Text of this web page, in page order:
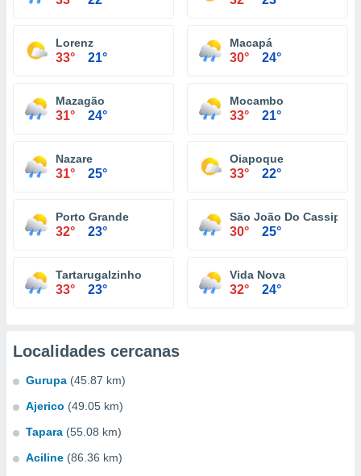
Lorenz
33° 21°
Macapá
30° 24°
Mazagão
31° 24°
Mocambo
33° 21°
Nazare
31° 25°
Oiapoque
33° 22°
Porto Grande
32° 23°
São João Do Cassipore
30° 25°
Tartarugalzinho
33° 23°
Vida Nova
32° 24°
Localidades cercanas
Gurupa (45.87 km)
Ajerico (49.05 km)
Tapara (55.08 km)
Aciline (86.36 km)